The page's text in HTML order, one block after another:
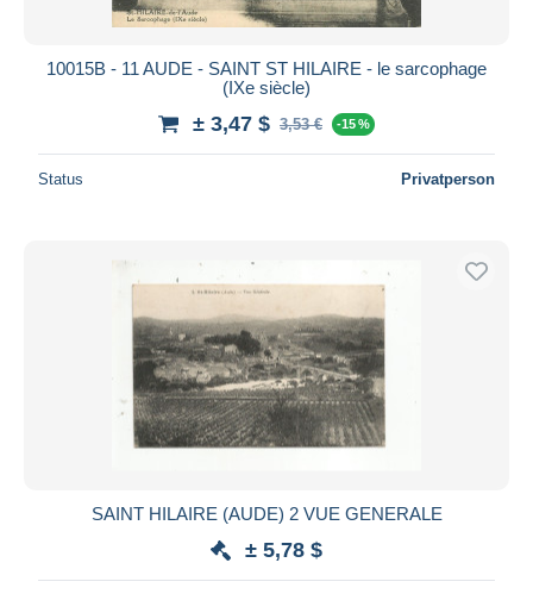
10015B - 11 AUDE - SAINT ST HILAIRE - le sarcophage
(IXe siècle)
± 3,47 $ 3,53 € -15 %
Status Privatperson
SAINT HILAIRE (AUDE) 2 VUE GENERALE
± 5,78 $